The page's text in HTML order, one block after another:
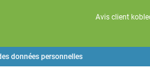
Avis client
données personnelles